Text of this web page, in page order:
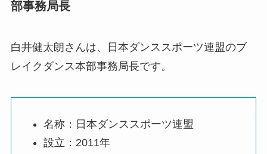
部事務局長
白井健太朗さんは、日本ダンススポーツ連盟のブ
レイクダンス本部事務局長です。
名称：日本ダンススポーツ連盟
設立：2011年